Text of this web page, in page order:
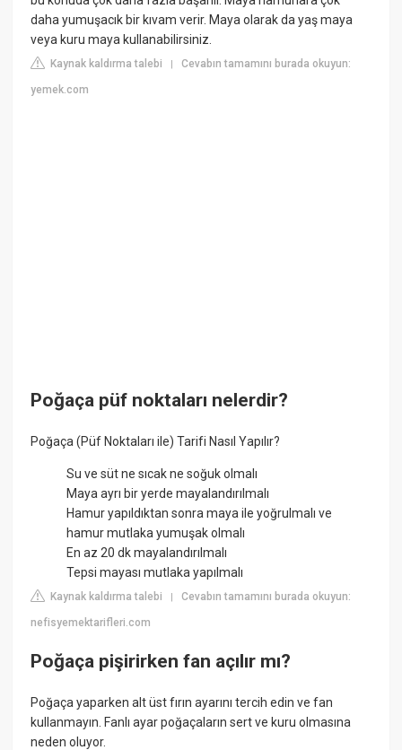
daha yumuşacık bir kıvam verir. Maya olarak da yaş maya
veya kuru maya kullanabilirsiniz.
Kaynak kaldırma talebi |Cevabın tamamını burada okuyun:
yemek.com
Poğaça püf noktaları nelerdir?
Poğaça (Püf Noktaları ile) Tarifi Nasıl Yapılır?
Su ve süt ne sıcak ne soğuk olmalı
Maya ayrı bir yerde mayalandırılmalı
Hamur yapıldıktan sonra maya ile yoğrulmalı ve
hamur mutlaka yumuşak olmalı
En az 20 dk mayalandırılmalı
Tepsi mayası mutlaka yapılmalı
Kaynak kaldırma talebi |Cevabın tamamını burada okuyun:
nefisyemektarifleri.com
Poğaça pişirirken fan açılır mı?
Poğaça yaparken alt üst fırın ayarını tercih edin ve fan
kullanmayın. Fanlı ayar poğaçaların sert ve kuru olmasına
neden oluyor.